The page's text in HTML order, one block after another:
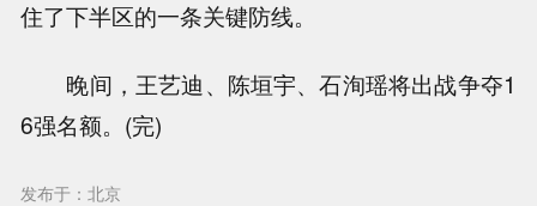
住了下半区的一条关键防线。
晚间，王艺迪、陈垣宇、石洵瑶将出战争夺1
6强名额。(完)
发布于：北京